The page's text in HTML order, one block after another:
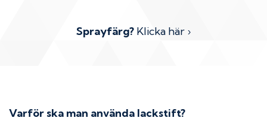
Sprayfärg? Klicka här ›
Varför ska man använda lackstift?